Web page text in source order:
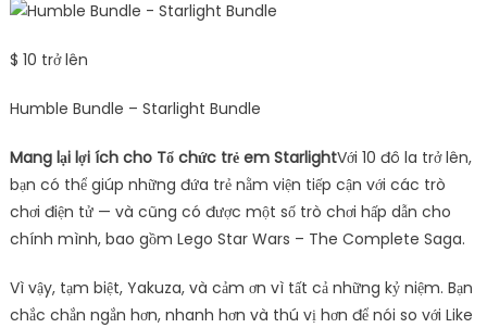
$ 10 trở lên
Humble Bundle – Starlight Bundle
Mang lại lợi ích cho Tổ chức trẻ em StarlightVới 10 đô la trở lên,
bạn có thể giúp những đứa trẻ nằm viện tiếp cận với các trò
chơi điện tử — và cũng có được một số trò chơi hấp dẫn cho
chính mình, bao gồm Lego Star Wars – The Complete Saga.
Vì vậy, tạm biệt, Yakuza, và cảm ơn vì tất cả những kỷ niệm. Bạn
chắc chắn ngắn hơn, nhanh hơn và thú vị hơn để nói so với Like